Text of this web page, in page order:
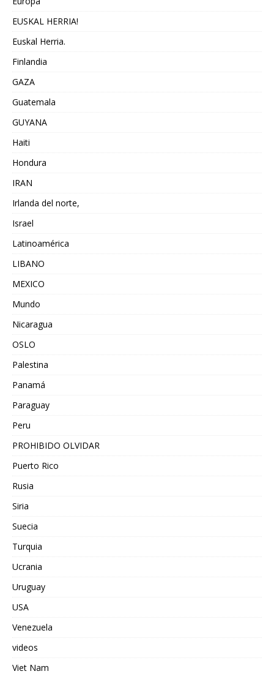
EUSKAL HERRIA!
Euskal Herria.
Finlandia
GAZA
Guatemala
GUYANA
Haiti
Hondura
IRAN
Irlanda del norte,
Israel
Latinoamérica
LIBANO
MEXICO
Mundo
Nicaragua
OSLO
Palestina
Panamá
Paraguay
Peru
PROHIBIDO OLVIDAR
Puerto Rico
Rusia
Siria
Suecia
Turquia
Ucrania
Uruguay
USA
Venezuela
videos
Viet Nam